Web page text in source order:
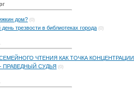
дом? (0)
трезвости в библиотеках города (0)
ЧТЕНИЯ КАК ТОЧКА
ПРАВЕДНЫЙ СУДЬЯ (0)